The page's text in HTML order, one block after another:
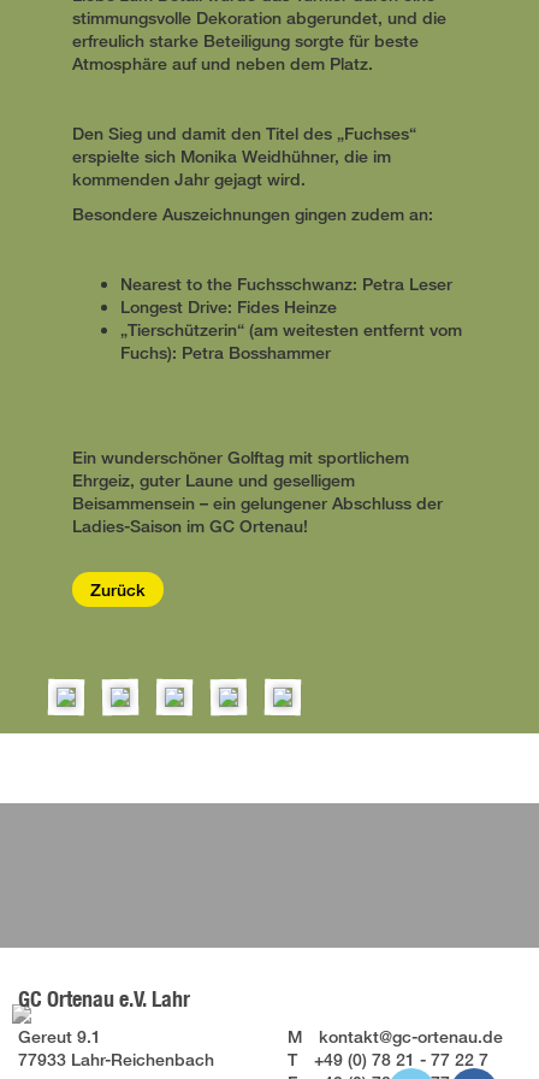
stimmungsvolle Dekoration abgerundet, und die
erfreulich starke Beteiligung sorgte für beste
Atmosphäre auf und neben dem Platz.
Den Sieg und damit den Titel des „Fuchses“
erspielte sich Monika Weidhühner, die im
kommenden Jahr gejagt wird.
Besondere Auszeichnungen gingen zudem an:
Nearest to the Fuchsschwanz: Petra Leser
Longest Drive: Fides Heinze
„Tierschützerin“ (am weitesten entfernt vom
Fuchs): Petra Bosshammer
Ein wunderschöner Golftag mit sportlichem
Ehrgeiz, guter Laune und geselligem
Beisammensein – ein gelungener Abschluss der
Ladies-Saison im GC Ortenau!
Zurück
GC Ortenau e.V. Lahr
Gereut 9.1
77933 Lahr-Reichenbach
M
kontakt@gc-ortenau.de
T
+49 (0) 78 21 - 77 22 7